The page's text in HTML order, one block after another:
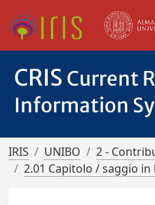
CRIS Current
Information
IRIS UNIBO
2 -
2.01 Capitolo / saggio in